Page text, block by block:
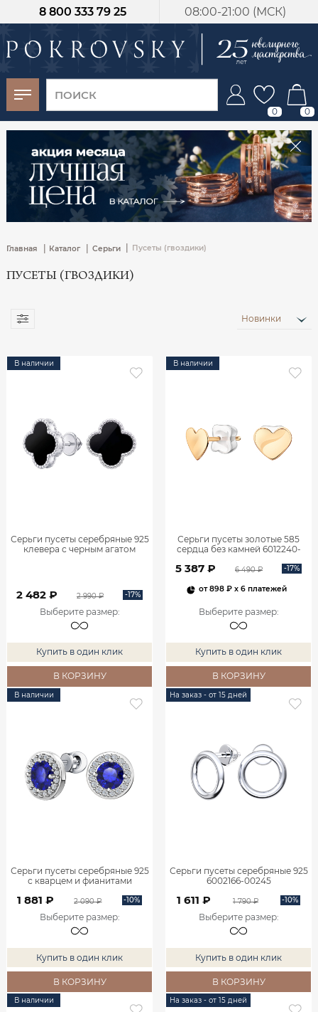
08:00-21:00 (МСК)
8 800 333 79 25
0 0
Главная | Каталог | Серьги Пусеты (гвоздики)
ПУСЕТЫ (ГВОЗДИКИ)
Новинки
В наличии
Серьги пусеты серебряные 925
клевера с черным агатом
2 482 ₽ 2 990 ₽ -17%
Выберите размер:
Купить в один клик
В КОРЗИНУ
В наличии
Серьги пусеты золотые 585
сердца без камней 6012240-
5 387 ₽ 6 490 ₽ -17%
от898 ₽ x 6 платежей
Выберите размер:
Купить в один клик
В КОРЗИНУ
В наличии
Серьги пусеты серебряные 925
с кварцем и фианитами
1 881 ₽ 2 090 ₽ -10%
Выберите размер:
Купить в один клик
В КОРЗИНУ
На заказ - от 15 дней
Серьги пусеты серебряные 925
6002166-00245
1 611 ₽ 1 790 ₽ -10%
Выберите размер:
Купить в один клик
В КОРЗИНУ
В наличии На заказ - от 15 дней
-30%
от 15 дней с
момента оплаты